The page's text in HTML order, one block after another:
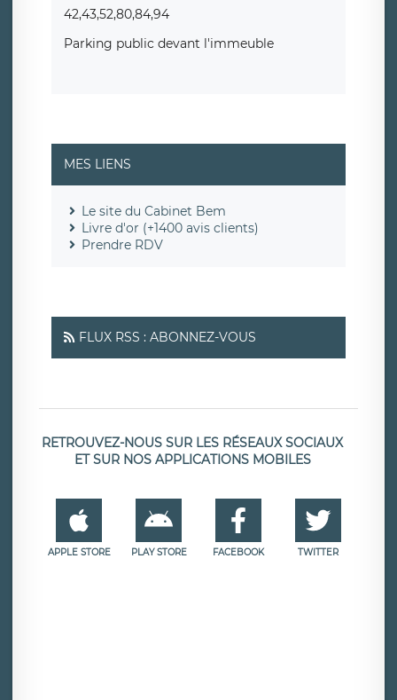
42,43,52,80,84,94
Parking public devant l'immeuble
MES LIENS
Le site du Cabinet Bem
Livre d'or (+1400 avis clients)
Prendre RDV
FLUX RSS : ABONNEZ-VOUS
RETROUVEZ-NOUS SUR LES RÉSEAUX SOCIAUX
ET SUR NOS APPLICATIONS MOBILES
APPLE STORE PLAY STORE FACEBOOK TWITTER